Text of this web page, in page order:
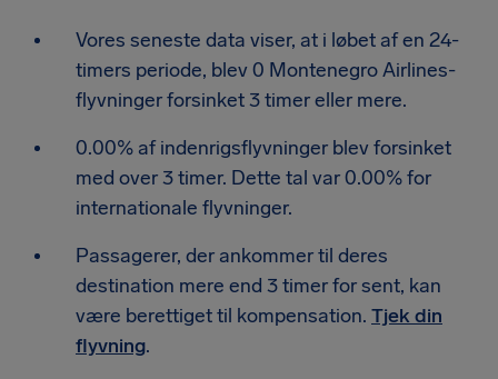
Vores seneste data viser, at i løbet af en 24-
timers periode, blev 0 Montenegro Airlines-
flyvninger forsinket 3 timer eller mere.
0.00% af indenrigsflyvninger blev forsinket
med over 3 timer. Dette tal var 0.00% for
internationale flyvninger.
Passagerer, der ankommer til deres
destination mere end 3 timer for sent, kan
være berettiget til kompensation. Tjek din
flyvning.